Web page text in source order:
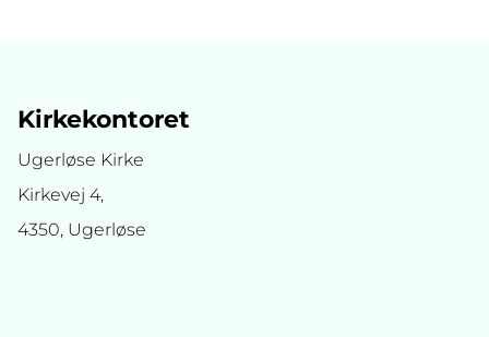
Kirkekontoret
Ugerløse Kirke
Kirkevej 4,
4350, Ugerløse